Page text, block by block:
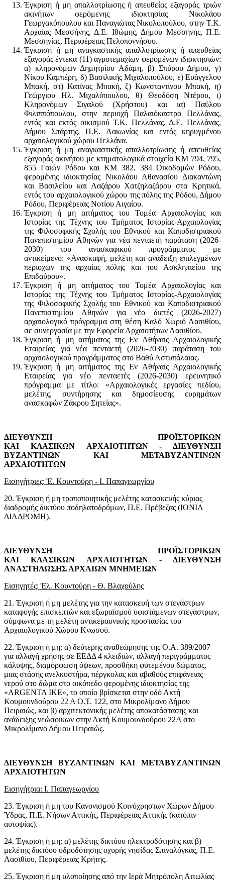
Έγκριση ή μη απαλλοτρίωσης ή απευθείας εξαγοράς τριών
ακινήτων φερόμενης ιδιοκτησίας Νικολάου
Γεωργακόπουλου και Παναγιώτας Νικολοπούλου, στην Τ.Κ.
Αρχαίας Μεσσήνης, Δ.Ε. Ιθώμης, Δήμου Μεσσήνης, Π.Ε.
Μεσσηνίας, Περιφέρειας Πελοποννήσου.
Έγκριση ή μη αναγκαστικής απαλλοτρίωσης ή απευθείας
εξαγοράς έντεκα (11) αγροτεμαχίων φερομένων ιδιοκτησιών:
α) κληρονόμων Δημητρίου Αδάμη, β) Σπύρου Δήμου, γ)
Νίκου Καμπέρη, δ) Βασιλικής Μιχαλοπούλου, ε) Ευάγγελου
Μπακή, στ) Κατίνας Μπακή, ζ) Κωνσταντίνου Μπακή, η)
Γεώργιου Ηλ. Μιχαλόπουλου, θ) Θεοδόση Ντέρου, ι)
Κληρονόμων Σιγαλού (Χρήστου) και ια) Παύλου
Φιλιππόπουλου, στην περιοχή Παλαιόκαστρο Πελλάνας,
εντός και εκτός οικισμού Τ.Κ. Πελλάνας, Δ.Ε. Πελλάνας,
Δήμου Σπάρτης, Π.Ε. Λακωνίας και εντός κηρυγμένου
αρχαιολογικού χώρου Πελλάνα.
Έγκριση ή μη αναγκαστικής απαλλοτρίωσης ή απευθείας
εξαγοράς ακινήτου με κτηματολογικά στοιχεία ΚΜ 794, 795,
855 Γαιών Ρόδου και ΚΜ 382, 384 Οικοδομών Ρόδου,
φερομένης ιδιοκτησίας Νικολάου Αθανασίου Διακαντώνη
και Βασιλείου και Λαζάρου Χατζηλαζάρου στα Κρητικά,
εντός του αρχαιολογικού χώρου της πόλης της Ρόδου, Δήμου
Ρόδου, Περιφέρειας Νοτίου Αιγαίου.
Έγκριση ή μη αιτήματος του Τομέα Αρχαιολογίας και
Ιστορίας της Τέχνης του Τμήματος Ιστορίας-Αρχαιολογίας
της Φιλοσοφικής Σχολής του Εθνικού και Καποδιστριακού
Πανεπιστημίου Αθηνών για νέα πενταετή παράταση (2026-
2030) του ανασκαφικού προγράμματος με
αντικείμενο: «Ανασκαφή, μελέτη και ανάδειξη επιλεγμένων
περιοχών της αρχαίας πόλης και του Ασκληπιείου της
Επιδαύρου».
Έγκριση ή μη αιτήματος του Τομέα Αρχαιολογίας και
Ιστορίας της Τέχνης του Τμήματος Ιστορίας-Αρχαιολογίας
της Φιλοσοφικής Σχολής του Εθνικού και Καποδιστριακού
Πανεπιστημίου Αθηνών για νέο διετές (2026-2027)
αρχαιολογικό πρόγραμμα στη θέση Καλό Χωριό Λασιθίου,
σε συνεργασία με την Εφορεία Αρχαιοτήτων Λασιθίου.
Έγκριση ή μη αιτήματος της Εν Αθήναις Αρχαιολογικής
Εταιρείας για νέα πενταετή (2026-2030) παράταση του
αρχαιολογικού προγράμματος στο Βαθύ Αστυπάλαιας.
Έγκριση ή μη αιτήματος της Εν Αθήναις Αρχαιολογικής
Εταιρείας για νέο πενταετές (2026-2030) ερευνητικό
πρόγραμμα με τίτλο: «Αρχαιολογικές εργασίες πεδίου,
μελέτης, συντήρησης και δημοσίευσης ευρημάτων
ανασκαφών Ζάκρου Σητείας».
ΔΙΕΥΘΥΝΣΗ ΠΡΟΪΣΤΟΡΙΚΩΝ
ΚΑΙ ΚΛΑΣΙΚΩΝ ΑΡΧΑΙΟΤΗΤΩΝ- ΔΙΕΥΘΥΝΣΗ
ΒΥΖΑΝΤΙΝΩΝ ΚΑΙ ΜΕΤΑΒΥΖΑΝΤΙΝΩΝ
ΑΡΧΑΙΟΤΗΤΩΝ
Εισηγήτριες: Έ. Κουντούρη - Ι. Παπαγεωργίου
20. Έγκριση ή μη τροποποιητικής μελέτης κατασκευής κύριας
διαδρομής δικτύου ποδηλατοδρόμων, Π.Ε. Πρέβεζας (ΙΟΝΙΑ
ΔΙΑΔΡΟΜΗ).
ΔΙΕΥΘΥΝΣΗ ΠΡΟΪΣΤΟΡΙΚΩΝ
ΚΑΙ ΚΛΑΣΙΚΩΝ ΑΡΧΑΙΟΤΗΤΩΝ- ΔΙΕΥΘΥΝΣΗ
ΑΝΑΣΤΗΛΩΣΗΣ ΑΡΧΑΙΩΝ ΜΝΗΜΕΙΩΝ
Εισηγητές: Έλ. Κουντούρη - Θ. Βλαχούλης
21. Έγκριση ή μη μελέτης για την κατασκευή των στεγάστρων
καταφυγής επισκεπτών και εξωραϊσμού υφιστάμενων στεγάστρων,
σύμφωνα με τη μελέτη αντικεραυνικής προστασίας του
Αρχαιολογικού Χώρου Κνωσού.
22. Έγκριση ή μη: α) δεύτερης αναθεώρησης της Ο.Α. 389/2007
για αλλαγή χρήσης σε ΕΕΔΔ 4 κλειδιών, αλλαγή περιγράμματος
κάλυψης, διαμόρφωση όψεων, προσθήκη φυτεμένου δώματος,
μιας στάσης ανελκυστήρα, πέργκολας και αβαθούς επιφάνειας
νερού στο δώμα στο οικόπεδο φερομένης ιδιοκτησίας της
«ARGENTA IKE», το οποίο βρίσκεται στην οδό Ακτή
Κουμουνδούρου 22 Α Ο.Τ. 122, στο Μικρολίμανο Δήμου
Πειραιώς, και β) αρχιτεκτονικής μελέτης αποκατάστασης και
ανάδειξης νεώσοικων στην Ακτή Κουμουνδούρου 22Α στο
Μικρολίμανο Δήμου Πειραιώς.
ΔΙΕΥΘΥΝΣΗ ΒΥΖΑΝΤΙΝΩΝ ΚΑΙ ΜΕΤΑΒΥΖΑΝΤΙΝΩΝ
ΑΡΧΑΙΟΤΗΤΩΝ
Εισηγήτρια: Ι. Παπαγεωργίου
23. Έγκριση ή μη του Κανονισμού Κοινόχρηστων Χώρων Δήμου
Ύδρας, Π.Ε. Νήσων Αττικής, Περιφέρειας Αττικής (κατόπιν
αυτοψίας).
24. Έγκριση ή μη: α) μελέτης δικτύου ηλεκτροδότησης και β)
μελέτης δικτύου υδροδότησης οχυρής νησίδας Σπιναλόγκας, Π.Ε.
Λασιθίου, Περιφέρειας Κρήτης.
25. Έγκριση ή μη υλοποίησης από την Ιερά Μητρόπολη Αιτωλίας